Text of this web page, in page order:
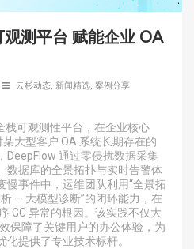
测平台 赋能企业 OA
云杉动态, 新闻精选, 案例分享
栈可观测性平台，在企业核心
大型客户 OA 系统长期存在的
DeepFlow 通过零侵扰数据采集
数据库的全景拓扑与实时告警体
慢事件中，运维团队利用“全景拓
— 大模型诊断”的闭环能力，在
GC 异常的根因。该实践不仅大
保障了关键用户的办公体验，为
提供了专业技术标杆。